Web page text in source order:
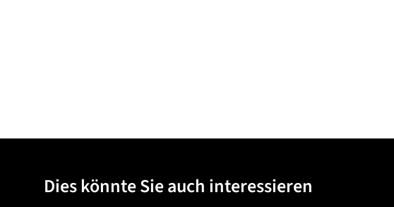
Dies könnte Sie auch interessieren